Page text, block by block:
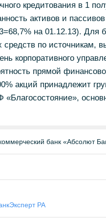
кредитования в 1
активов и
на 01.12.13). Для
средств по источникам,
корпоративного
прямой
акций принадлежит
банк «Абсолют
Эксперт РА